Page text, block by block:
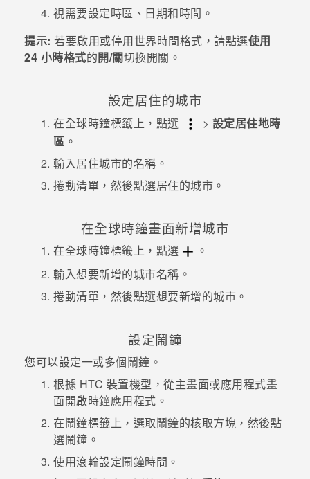
視需要設定時區、日期和時間。
提示: 若要啟用或停用世界時間格式，請點選使用
24 小時格式的開/關切換開關。
設定居住的城市
在全球時鐘標籤上，點選 > 設定居住地時
區 。
輸入居住城市的名稱。
捲動清單，然後點選居住的城市。
在全球時鐘畫面新增城市
在全球時鐘標籤上，點選
。
輸入想要新增的城市名稱。
捲動清單，然後點選想要新增的城市。
設定鬧鐘
您可以設定一或多個鬧鐘。
根據 HTC 裝置機型，從主畫面或應用程式畫
面開啟時鐘應用程式。
在鬧鐘標籤上，選取鬧鐘的核取方塊，然後點
選鬧鐘。
使用滾輪設定鬧鐘時間。